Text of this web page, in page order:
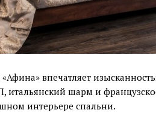
впечатляет
шарм и
интерьере спальни.